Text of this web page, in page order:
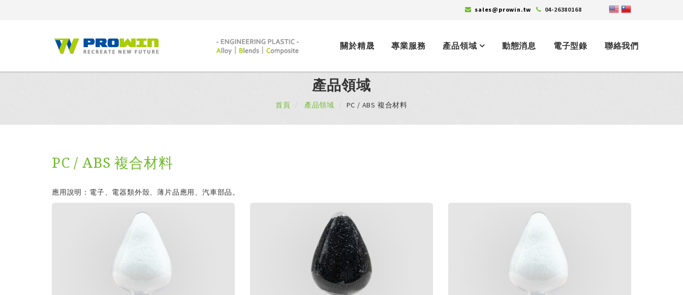
sales@prowin.tw 04-26380168
關於精晟 專業服務 產品領域 動態消息 電子型錄 聯絡我們
產品領域
首頁 產品領域 PC / ABS 複合材料
PC / ABS 複合材料
應用說明：電子、電器類外殼、薄片品應用、汽車部品。